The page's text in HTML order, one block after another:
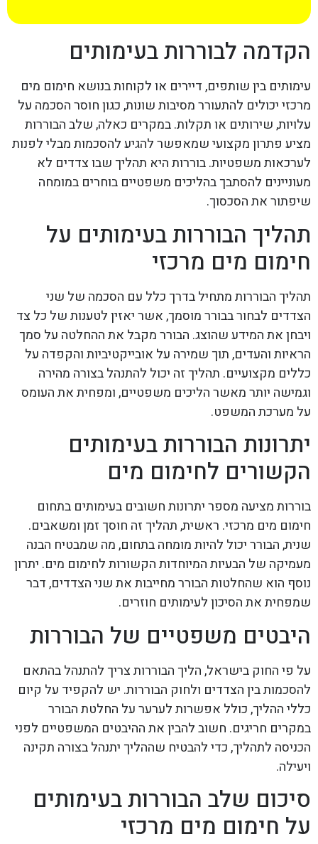
הקדמה לבוררות בעימותים
עימותים בין שותפים, דיירים או לקוחות בנושא חימום מים
מרכזי יכולים להתעורר מסיבות שונות, כגון חוסר הסכמה על
עלויות, שירותים או תקלות. במקרים כאלה, שלב הבוררות
מציע פתרון מקצועי שמאפשר להגיע להסכמות מבלי לפנות
לערכאות משפטיות. בוררות היא תהליך שבו צדדים לא
מעוניינים להסתבך בהליכים משפטיים בוחרים במומחה
שיפתור את הסכסוך.
תהליך הבוררות בעימותים על
חימום מים מרכזי
תהליך הבוררות מתחיל בדרך כלל עם הסכמה של שני
הצדדים לבחור בבורר מוסמך, אשר יאזין לטענות של כל צד
ויבחן את המידע שהוצג. הבורר מקבל את ההחלטה על סמך
הראיות והעדים, תוך שמירה על אובייקטיביות והקפדה על
כללים מקצועיים. תהליך זה יכול להתנהל בצורה מהירה
וגמישה יותר מאשר הליכים משפטיים, ומפחית את העומס
על מערכת המשפט.
יתרונות הבוררות בעימותים
הקשורים לחימום מים
בוררות מציעה מספר יתרונות חשובים בעימותים בתחום
חימום מים מרכזי. ראשית, תהליך זה חוסך זמן ומשאבים.
שנית, הבורר יכול להיות מומחה בתחום, מה שמבטיח הבנה
מעמיקה של הבעיות המיוחדות הקשורות לחימום מים. יתרון
נוסף הוא שהחלטות הבורר מחייבות את שני הצדדים, דבר
שמפחית את הסיכון לעימותים חוזרים.
היבטים משפטיים של הבוררות
על פי החוק בישראל, הליך הבוררות צריך להתנהל בהתאם
להסכמות בין הצדדים ולחוק הבוררות. יש להקפיד על קיום
כללי ההליך, כולל אפשרות לערער על החלטת הבורר
במקרים חריגים. חשוב להבין את ההיבטים המשפטיים לפני
הכניסה לתהליך, כדי להבטיח שההליך יתנהל בצורה תקינה
ויעילה.
סיכום שלב הבוררות בעימותים
על חימום מים מרכזי